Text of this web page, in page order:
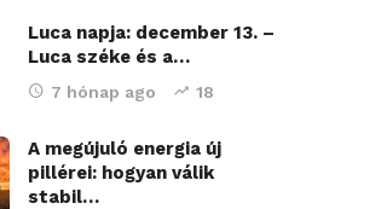
Luca napja: december 13. –
Luca széke és a…
7 hónap ago 18
A megújuló energia új
pillérei: hogyan válik
stabil…